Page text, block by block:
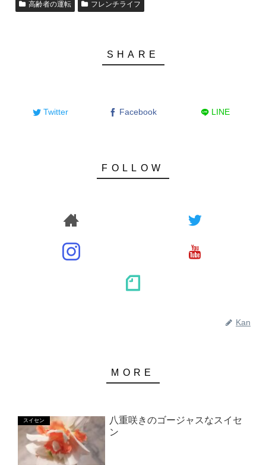
高齢者の運転 フレンチライフ
Twitter Facebook LINE
Kan
スイセン
八重咲きのゴージャスなスイセ
ン